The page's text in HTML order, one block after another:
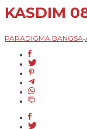
KASDIM
PARADIGMA BANGSA-